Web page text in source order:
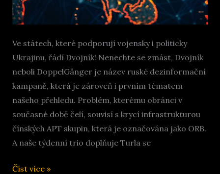
Ve státech, které podporují vojensky i politicky
Ukrajinu, řádí Dvojník! Nenechte se zmást, Dvojník
neboli DoppelGänger je název ruské dezinformační
kampaně, která je zároveň i prvním tématem
našeho přehledu. Problém, kterému obránci v
současné době čelí, souvisí s krycí infrastrukturou
čínských APT skupin, která je označována jako ORB.
A naše týdenní trio doplňuje Turla se
Cybuloviny
Číst více »